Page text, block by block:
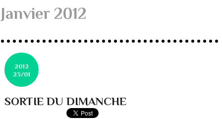
Janvier 2012
2012
23/01
SORTIE DU DIMANCHE